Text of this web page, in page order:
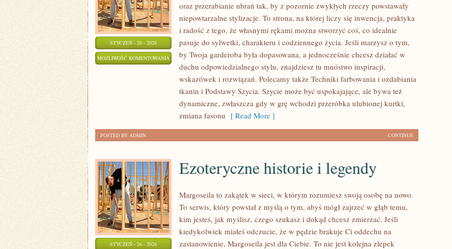
STYCZEŃ - 26 - 2026
MOŻLIWOŚĆ KOMENTOWANIA PODSTAWY
SZYCIA
oraz przerabianie ubrań tak, by z pozornie zwykłych rzeczy powstawały
niepowtarzalne stylizacje. To strona, na której liczy się inwencja, praktyka
i radość z tego, że własnymi rękami można stworzyć coś, co idealnie
pasuje do sylwetki, charakteru i codziennego życia. Jeśli marzysz o tym,
by Twoja garderoba była dopasowana, a jednocześnie chcesz działać w
duchu odpowiedzialnego stylu, znajdziesz tu mnóstwo inspiracji,
wskazówek i rozwiązań. Polecamy także Techniki farbowania i ozdabiania
tkanin i Podstawy Szycia. Szycie może być uspokajające, ale bywa też
dynamiczne, zwłaszcza gdy w grę wchodzi przeróbka ulubionej kurtki,
zmiana fasonu [ Read More ]
CONTINUE
POSTED BY ADMIN
STYCZEŃ - 26 - 2026
Ezoteryczne historie i legendy
Margoseila to zakątek w sieci, w którym rozumiesz swoją osobę na nowo.
To serwis, który powstał z myślą o tym, abyś mógł zajrzeć w głąb temu,
kim jesteś, jak myślisz, czego szukasz i dokąd chcesz zmierzać. Jeśli
kiedykolwiek miałeś odczucie, że w pędzie brakuje Ci oddechu na
zastanowienie, Margoseila jest dla Ciebie. To nie jest kolejna zlepek